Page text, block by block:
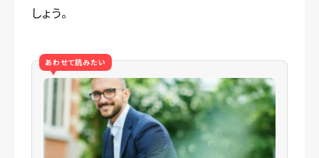
しょう。
あわせて読みたい